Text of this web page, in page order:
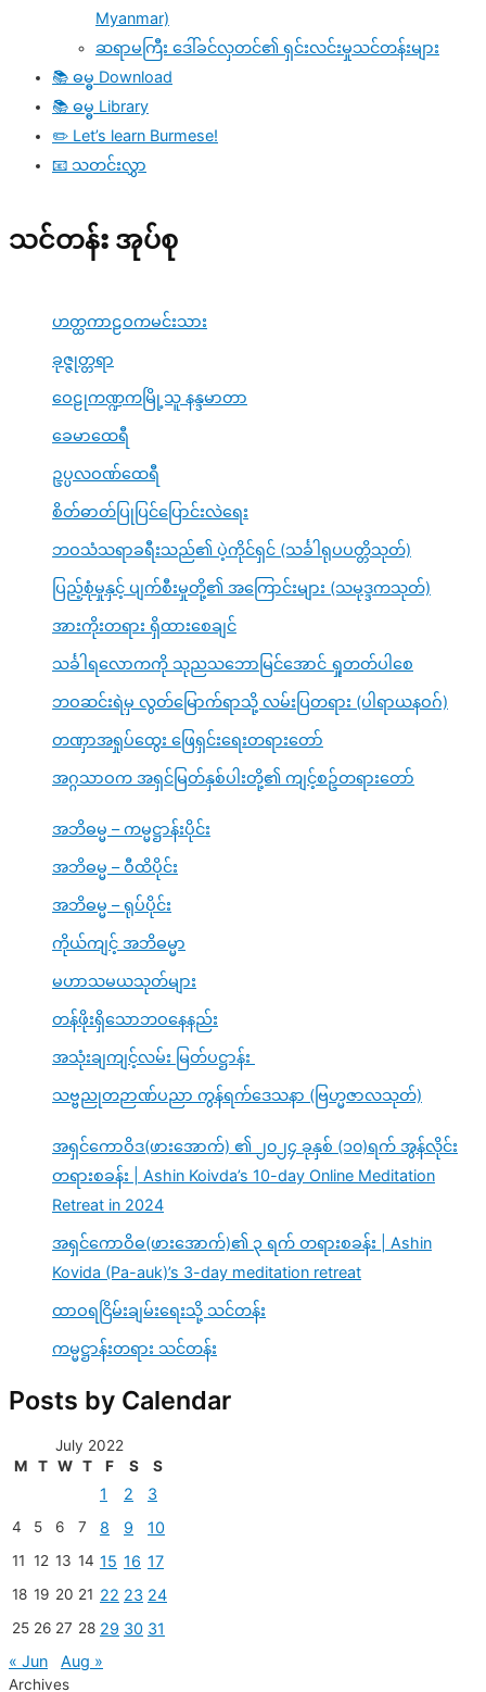
Myanmar)
ဆရာမကြီး ဒေါ်ခင်လှတင်၏ ရှင်းလင်းမှုသင်တန်းများ
📚 ဓမ္ဓ Download
📚 ဓမ္ဓ Library
✏️ Let’s learn Burmese!
📧 သတင်းလွှာ
သင်တန်း အုပ်စု
ဟတ္ထကာဠဝကမင်းသား
ခုဇ္ဇုတ္တရာ
ဝေဠုကဏ္ဍကမြို့သူ နန္ဒမာတာ
ခေမာထေရီ
ဥပ္ပလဝဏ်ထေရီ
စိတ်ဓာတ်ပြုပြင်ပြောင်းလဲရေး
ဘဝသံသရာခရီးသည်၏ ပဲ့ကိုင်ရှင် (သင်္ခါရုပပတ္တိသုတ်)
ပြည့်စုံမှုနှင့် ပျက်စီးမှုတို့၏ အကြောင်းများ (သမုဒ္ဒကသုတ်)
အားကိုးတရား ရှိထားစေချင်
သင်္ခါရလောကကို သုညသဘောမြင်အောင် ရှုတတ်ပါစေ
ဘဝဆင်းရဲမှ လွတ်မြောက်ရာသို့ လမ်းပြတရား (ပါရာယနဝဂ်)
တဏှာအရှုပ်ထွေး ဖြေရှင်းရေးတရားတော်
အဂ္ဂသာဝက အရှင်မြတ်နှစ်ပါးတို့၏ ကျင့်စဥ်တရားတော်
အဘိဓမ္မ – ကမ္မဋ္ဌာန်းပိုင်း
အဘိဓမ္မ – ဝီထိပိုင်း
အဘိဓမ္မ – ရုပ်ပိုင်း
ကိုယ်ကျင့် အဘိဓမ္မာ
မဟာသမယသုတ်များ
တန်ဖိုးရှိသောဘဝနေနည်း
အသုံးချကျင့်လမ်း မြတ်ပဋ္ဌာန်း
သဗ္ဗညုတဉာဏ်ပညာ ကွန်ရက်ဒေသနာ (ဗြဟ္မဇာလသုတ်)
အရှင်ကောဝိဒ(ဖားအောက်) ၏ ၂၀၂၄ ခုနှစ် (၁၀)ရက် အွန်လိုင်း
တရားစခန်း | Ashin Koivda’s 10-day Online Meditation
Retreat in 2024
အရှင်ကောဝိဓ(ဖားအောက်)၏ ၃ ရက် တရားစခန်း | Ashin
Kovida (Pa-auk)’s 3-day meditation retreat
ထာဝရငြိမ်းချမ်းရေးသို့ သင်တန်း
ကမ္မဋ္ဌာန်းတရား သင်တန်း
Posts by Calendar
July 2022
M
T W T F S S
1 2 3
4 5 6 7 8 9 10
11 12 13 14 15 16 17
18 19 20 21 22 23 24
25 26 27 28 29 30 31
« Jun
Aug »
Archives